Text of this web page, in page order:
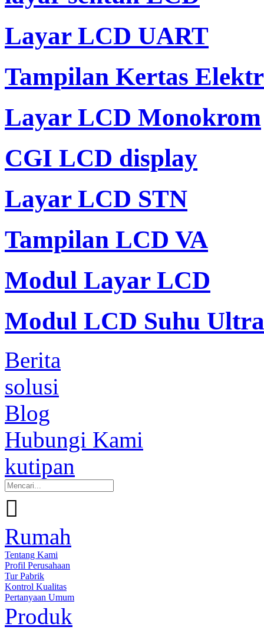
Layar LCD UART
Tampilan Kertas
Layar LCD Monokrom
CGI LCD display
Layar LCD STN
Tampilan LCD VA
Modul Layar LCD
Modul LCD Suhu
Berita
solusi
Blog
Hubungi Kami
kutipan

Rumah
Tentang Kami
Profil Perusahaan
Tur Pabrik
Kontrol Kualitas
Pertanyaan Umum
Produk